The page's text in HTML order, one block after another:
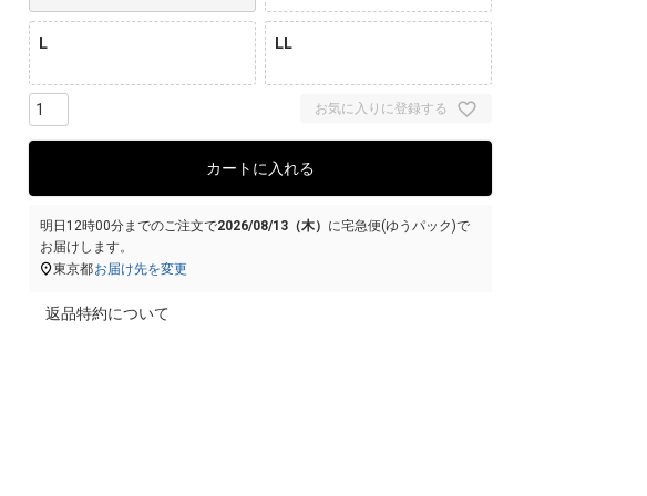
L LL
お気に入りに登録する
カートに入れる
明日 12時00分までのご注文で2026/08/13（木） に宅急便(ゆうパック)で
お届けします。
東京都お届け先を変更
返品特約について